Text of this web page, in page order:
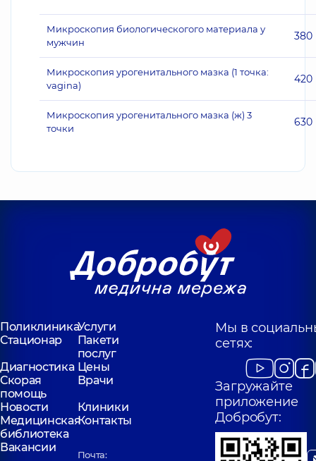
Микроскопия биологическогого материала у
мужчин
380
Микроскопия урогенитального мазка (1 точка:
vagina)
420
Микроскопия урогенитального мазка (ж) 3
точки
630
ПоликлиникаУслуги
Стационар
Пакети
послуг
Диагностика Цены
Скорая
помощь
Врачи
Новости
Клиники
Медицинская
библиотека
Контакты
Вакансии
Почта:
Мы в
сетях:
Загружайте
приложение
Добробут: